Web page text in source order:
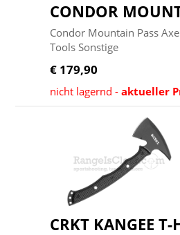
CONDOR
Condor Mountain Pass
Tools Sonstige
€ 179,90
nicht lagernd -aktueller
CRKT KANGEE T-